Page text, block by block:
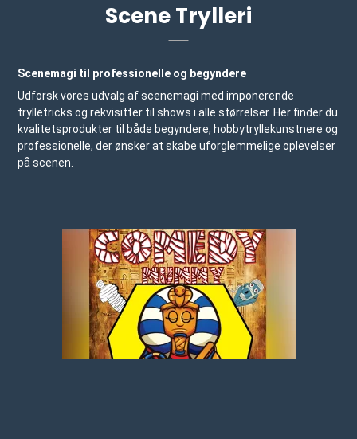
Scene Trylleri
Scenemagi til professionelle og begyndere
Udforsk vores udvalg af scenemagi med imponerende
trylletricks og rekvisitter til shows i alle størrelser. Her finder du
kvalitetsprodukter til både begyndere, hobbytryllekunstnere og
professionelle, der ønsker at skabe uforglemmelige oplevelser
på scenen.